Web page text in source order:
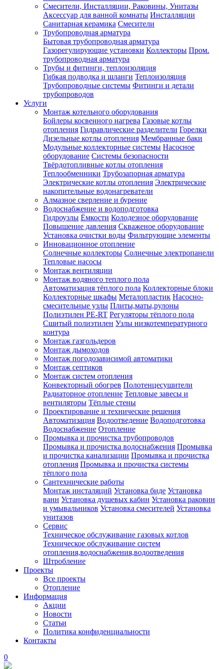
Смесители, Инсталляции, Раковины, Унитазы
Аксессуар для ванной комнаты Инсталляции
Санитарная керамика Смесители
Трубопроводная арматура
Бытовая трубопроводная арматура
Газорегулирующие установки Коллекторы Пром.
трубопроводная арматура
Трубы и фитинги, теплоизоляция
Гибкая подводка и шланги Теплоизоляция
Трубопроводные системы Фитинги и детали
трубопроводов
Услуги
Монтаж котельного оборудования
Бойлеры косвенного нагрева Газовые котлы
отопления Гидравлические разделители Горелки
Дизельные котлы отопления Мембранные баки
Модульные коллекторные системы Насосное
оборудование Системы безопасности
Твёрдотопливные котлы отопления
Теплообменники Трубозапорная арматура
Электрические котлы отопления Электрические
накопительные водонагреватели
Алмазное сверление и бурение
Водоснабжение и водоподготовка
Гидроузлы Ёмкости Колодезное оборудование
Повышение давления Скваженое оборудование
Установка очистки воды Фильтрующие элементы
Инновационное отопление
Солнечные коллекторы Солнечные электропанели
Тепловые насосы
Монтаж вентиляции
Монтаж водяного теплого пола
Автоматизация тёплого пола Коллекторные блоки
Коллекторные шкафы Металопластик Насосно-
смесительные узлы Плиты,маты,рулоны
Полиэтилен PE-RT Регуляторы тёплого пола
Сшитый полиэтилен Узлы низкотемпературного
контура
Монтаж газгольдеров
Монтаж дымоходов
Монтаж погодозависимой автоматики
Монтаж септиков
Монтаж систем отопления
Конвекторный обогрев Полотенцесушители
Радиаторное отопление Тепловые завесы и
вентиляторы Тёплые стены
Проектирование и технические решения
Автоматизация Водоотведение Водоподготовка
Водоснабжение Отопление
Промывка и прочистка трубопроводов
Промывка и прочистка водоснабжения Промывка
и прочистка канализации Промывка и прочистка
отопления Промывка и прочистка системы
тёплого пола
Сантехнические работы
Монтаж инсталяций Установка биде Установка
ванн Установка душевых кабин Установка раковин
и умывальников Установка смесителей Установка
унитазов
Сервис
Техническое обслуживание газовых котлов
Техническое обслуживание систем
отопления,водоснабжения,водоотведения
Штробление
Проекты
Все проекты
Отопление
Информация
Акции
Новости
Статьи
Политика конфиденциальности
Контакты
0